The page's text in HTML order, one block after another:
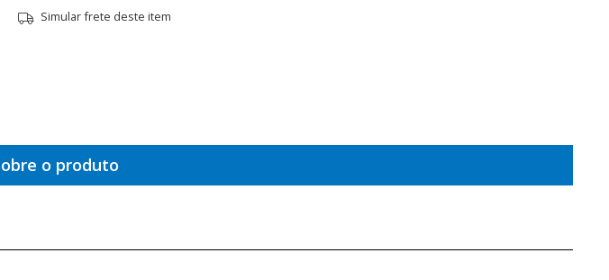
Simular frete deste item
o produto